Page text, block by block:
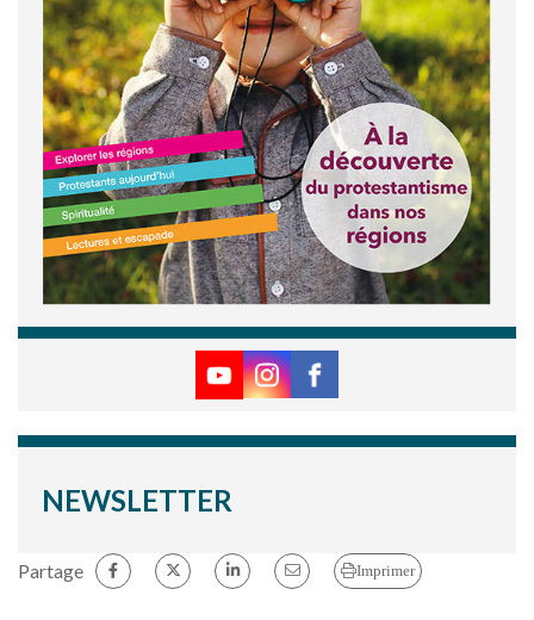
NEWSLETTER
Partage Imprimer